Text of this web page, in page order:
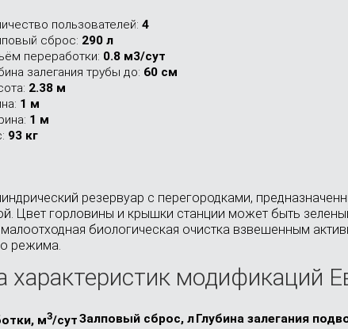
пользователей: 4
сброс: 290 л
переработки: 0.8 м3/сут
залегания трубы до: 60 см
2.38 м
1 м
1 м
93 кг
резервуар с перегородками,
Цвет горловины и крышки станции может быть
биологическая очистка взвешенным
режима.
характеристик модификаций
м3/сутЗалповый сброс, лГлубина залега­ния